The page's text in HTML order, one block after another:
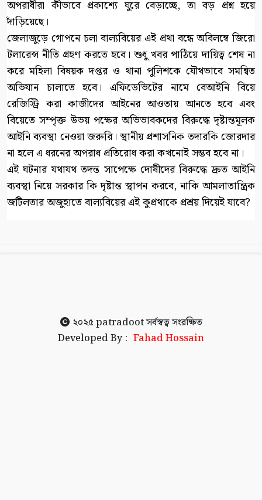
অপরাধীরা কীভাবে প্রকাশ্যে ঘুরে বেড়াচ্ছে, তা বড় প্রশ্ন হয়ে
দাঁড়িয়েছে।
জেলাজুড়ে গোপনে চলা বাল্যবিয়ের এই প্রথা বন্ধে অবিলম্বে জিরো
টলারেন্স নীতি গ্রহণ করতে হবে। শুধু খবর পাঠিয়ে দায়িত্ব শেষ না
করে মহিলা বিষয়ক দপ্তর ও থানা পুলিশকে যৌথভাবে সমন্বিত
অভিযান চালাতে হবে। এফিডেভিটের নামে বেআইনি বিয়ে
রেজিস্ট্রি করা কাজীদের আইনের আওতায় আনতে হবে এবং
বিয়েতে সম্পৃক্ত উভয় পক্ষের অভিভাবকদের বিরুদ্ধে দৃষ্টান্তমূলক
আইনি ব্যবস্থা নেওয়া জরুরি। স্থানীয় প্রশাসনিক তদারকি জোরদার
না হলে এ ধরনের অপরাধ প্রতিরোধ করা কখনোই সম্ভব হবে না।
এই ঘটনার যথাযথ তদন্ত সাপেক্ষে দোষীদের বিরুদ্ধে দ্রুত আইনি
ব্যবস্থা নিয়ে সরকার কি দৃষ্টান্ত স্থাপন করবে, নাকি আমলাতান্ত্রিক
জটিলতার অজুহাতে বাল্যবিয়ের এই কুপ্রথাকে প্রশ্রয় দিয়েই যাবে?
২০২৫ patradootসর্বস্বত্ব সংরক্ষিত
Developed By : Fahad Hossain